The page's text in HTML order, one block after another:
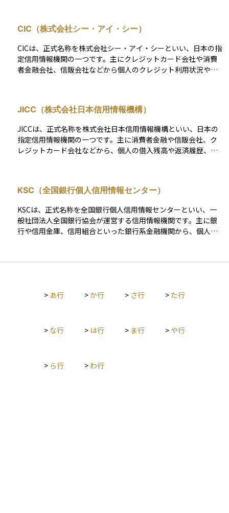
返済能力を見極めるために、財務状況、過去の取引履歴、業績
見通しなどをチェックし、貸せる金額の上限を設定します。こ
のような仕組みにより、経済活動がスムーズに流れる一方で、
相手が支払えなくなるリスク（信用リスク）も伴います。その
ため、資産運用やリスク管理の観点からも、「どの相手に、ど
CIC（株式会社シー・アイ・シー）
CICは、正式名称を株式会社シー・アイ・シーといい、日本の指
定信用情報機関の一つです。主にクレジットカード会社や消費
者金融会社、信販会社などから個人のクレジット利用状況や返
できます。 CICに登録される情報には、契約内容、支払い状
況、延滞や債務整理などの情報が含まれます。投資や資産運用
においても、信用情報は融資や金融商品の利用条件に影響を与
えるため、自分の信用情報を理解し、健全に保つことが大切で
す。
JICC（株式会社日本信用情報機構）
JICCは、正式名称を株式会社日本信用情報機構といい、日本の
指定信用情報機関の一つです。主に消費者金融や信販会社、ク
レジットカード会社などから、個人の借入残高や返済履歴、契
や債務整理といったネガティブな情報も登録されるため、信用
力に直接影響します。資産運用や将来の投資計画を立てる際に
は、信用情報の状態が融資条件や金利に影響するため、JICCの
役割を理解しておくことは重要です。
KSC（全国銀行個人信用情報センター）
KSCは、正式名称を全国銀行個人信用情報センターといい、一
般社団法人全国銀行協会が運営する信用情報機関です。主に銀
行や信用金庫、信用組合といった銀行系金融機関から、個人の
滞、さらには官報に掲載される自己破産や民事再生などの法的
を判断します。資産運用においても、大きな投資や融資を受け
> あ行 >か行 > さ行 > た行
> な行 > は行 > ま行 > や行
> ら行 > わ行